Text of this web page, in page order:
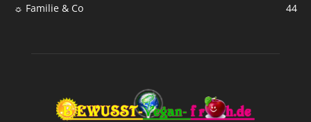
☼ Familie & Co
44